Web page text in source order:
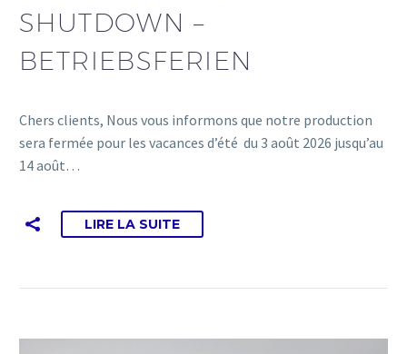
SHUTDOWN –
BETRIEBSFERIEN
Chers clients, Nous vous informons que notre production
sera fermée pour les vacances d’été du 3 août 2026 jusqu’au
14 août…
LIRE LA SUITE